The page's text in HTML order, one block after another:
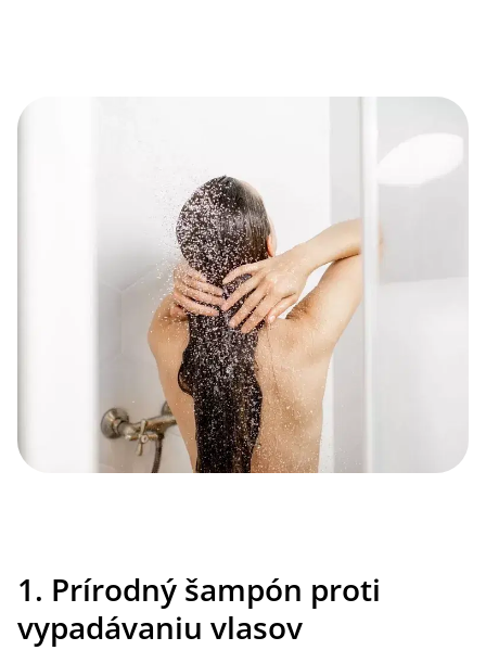
1. Prírodný šampón proti
vypadávaniu vlasov